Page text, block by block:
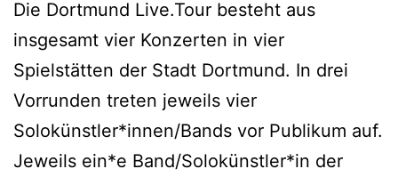
Die Dortmund Live.Tour besteht aus
insgesamt vier Konzerten in vier
Spielstätten der Stadt Dortmund. In drei
Vorrunden treten jeweils vier
Solokünstler*innen/Bands vor Publikum auf.
Jeweils ein*e Band/Solokünstler*in der